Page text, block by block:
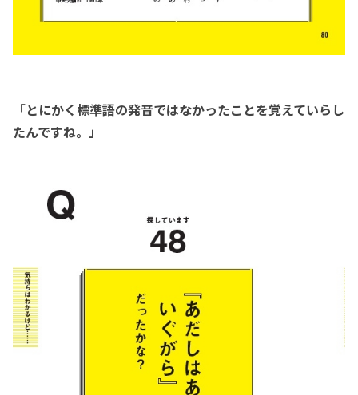
「とにかく標準語の発音ではなかったことを覚えていらし
たんですね。」